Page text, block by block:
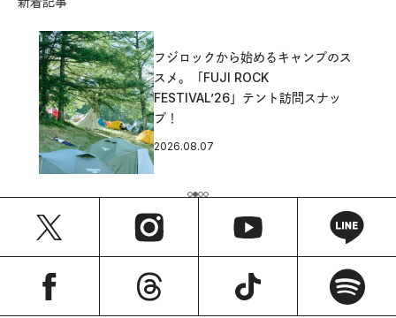
フジロックから始めるキャンプのス
スメ。「FUJI ROCK
FESTIVAL’26」テント訪問スナッ
プ！
2026.08.07